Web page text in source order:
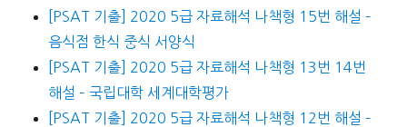
[PSAT 기출] 2020 5급 자료해석 나책형 15번 해설 –
음식점 한식 중식 서양식
[PSAT 기출] 2020 5급 자료해석 나책형 13번 14번
해설 – 국립대학 세계대학평가
[PSAT 기출] 2020 5급 자료해석 나책형 12번 해설 –